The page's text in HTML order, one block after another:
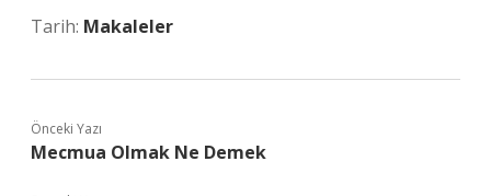
Tarih: Makaleler
Önceki Yazı
Mecmua Olmak Ne Demek